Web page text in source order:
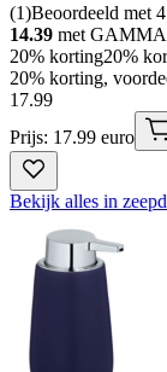
(1)Beoordeeld met
14.39 met GAMMA
20% korting20%
20% korting,
17.99
Prijs: 17.99 euro
Bekijk alles in